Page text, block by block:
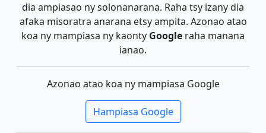
dia ampiasao ny solonanarana. Raha tsy izany dia
afaka misoratra anarana etsy ampita. Azonao atao
koa ny mampiasa ny kaonty Google raha manana
ianao.
Azonao atao koa ny mampiasa Google
Hampiasa Google